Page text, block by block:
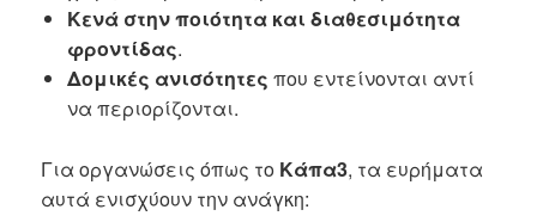
Κενά στην ποιότητα και διαθεσιμότητα
φροντίδας.
Δομικές ανισότητες που εντείνονται αντί
να περιορίζονται.
Για οργανώσεις όπως το Κάπα3, τα ευρήματα
αυτά ενισχύουν την ανάγκη: